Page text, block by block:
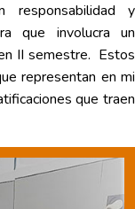
y
que involucra un
II semestre. Estos
representan en mi
que traen